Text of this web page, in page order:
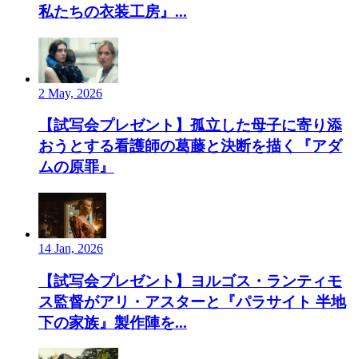
私たちの衣装工房』...
2 May, 2026
【試写会プレゼント】孤立した母子に寄り添
おうとする看護師の葛藤と決断を描く『アダ
ムの原罪』
14 Jan, 2026
【試写会プレゼント】ヨルゴス・ランティモ
ス監督がアリ・アスターと『パラサイト 半地
下の家族』製作陣を...